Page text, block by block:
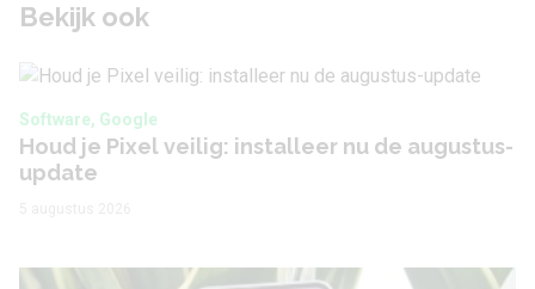
Bekijk ook
Software, Google
Houd je Pixel veilig: installeer nu de augustus-
update